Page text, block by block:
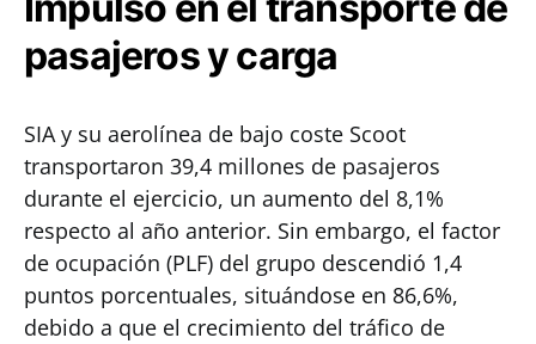
pasajeros y carga
SIA y su aerolínea de bajo coste Scoot
transportaron 39,4 millones de pasajeros
durante el ejercicio, un aumento del 8,1%
respecto al año anterior. Sin embargo, el factor
de ocupación (PLF) del grupo descendió 1,4
puntos porcentuales, situándose en 86,6%,
debido a que el crecimiento del tráfico de